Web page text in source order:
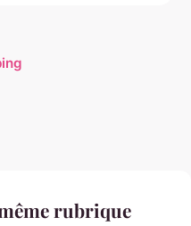
rubrique